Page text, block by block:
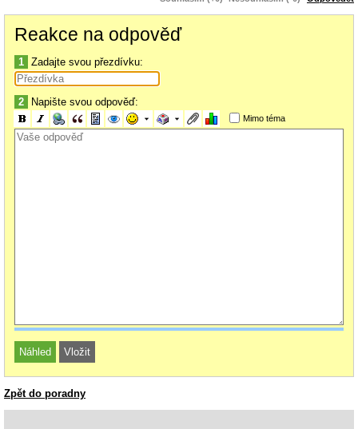
Reakce na odpověď
1 Zadajte svou přezdívku:
2 Napište svou odpověď:
Mimo téma
Zpět do poradny